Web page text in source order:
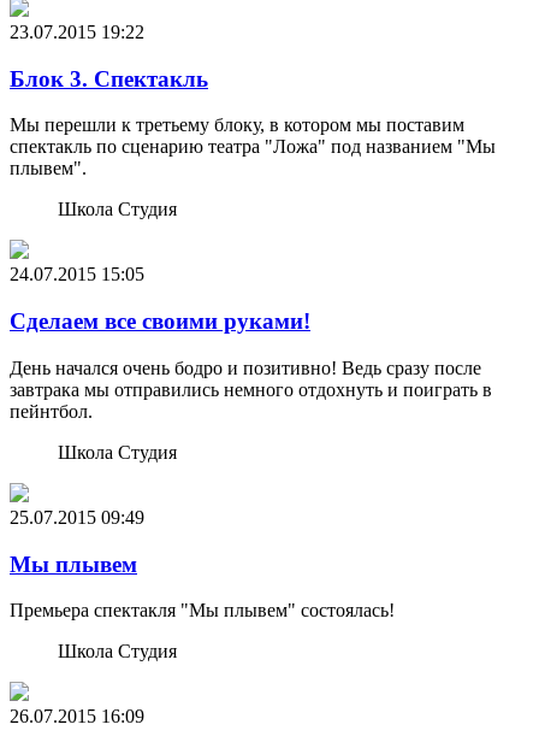
23.07.2015 19:22
Блок 3. Спектакль
Мы перешли к третьему блоку, в котором мы поставим
спектакль по сценарию театра "Ложа" под названием "Мы
плывем".
Школа Студия
24.07.2015 15:05
Сделаем все своими руками!
День начался очень бодро и позитивно! Ведь сразу после
завтрака мы отправились немного отдохнуть и поиграть в
пейнтбол.
Школа Студия
25.07.2015 09:49
Мы плывем
Премьера спектакля "Мы плывем" состоялась!
Школа Студия
26.07.2015 16:09